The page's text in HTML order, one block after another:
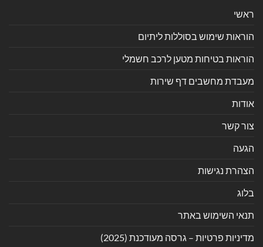
ראשי
הוראות שימוש בסוללות ליתיום
הוראות בטיחות מטען לרכב חשמלי
מעבדת מחשבים דף שירות
אודות
צור קשר
הגעה
הצהרת נגישות
בלוג
תנאי השימוש באתר
מדיניות פרטיות – גרסה מעודכנת (2025)